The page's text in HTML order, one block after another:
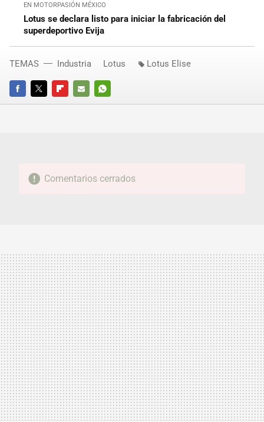
EN MOTORPASIÓN MÉXICO
Lotus se declara listo para iniciar la fabricación del
superdeportivo Evija
FACEBOOKTWITTERFLIPBOARD
E-
WHATSAPP
TEMAS Industria Lotus Lotus Elise
Comentarios cerrados